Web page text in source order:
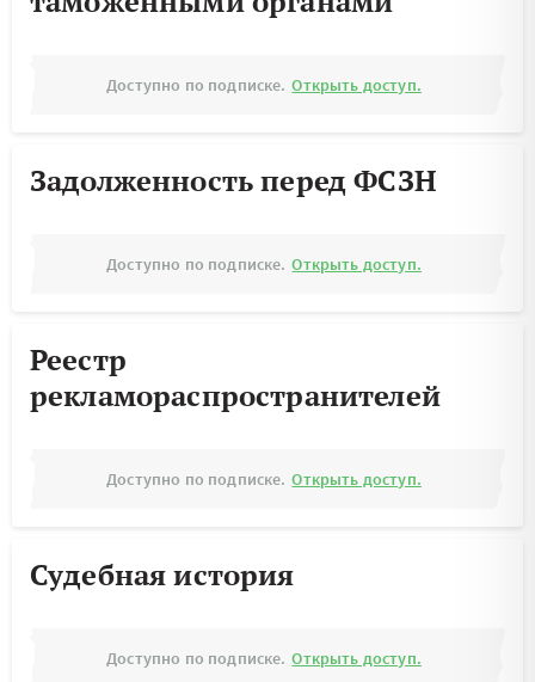
Доступно по подписке. Открыть доступ.
Задолженность перед ФСЗН
Доступно по подписке. Открыть доступ.
Реестр
рекламораспространителей
Доступно по подписке. Открыть доступ.
Судебная история
Доступно по подписке. Открыть доступ.